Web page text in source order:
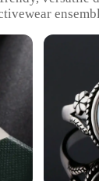
to wear
Comes with
personal style
Designed for